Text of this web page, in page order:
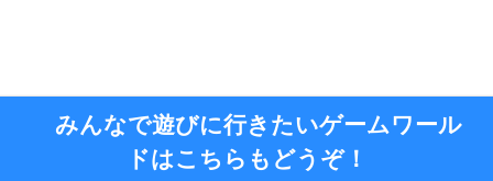
みんなで遊びに行きたいゲームワール
ドはこちらもどうぞ！